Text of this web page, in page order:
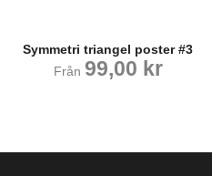
Symmetri triangel poster #3
Från 99,00 kr